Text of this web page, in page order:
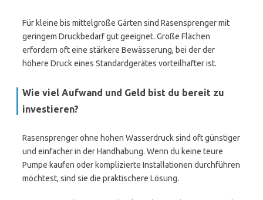
Für kleine bis mittelgroße Gärten sind Rasensprenger mit
geringem Druckbedarf gut geeignet. Große Flächen
erfordern oft eine stärkere Bewässerung, bei der der
höhere Druck eines Standardgerätes vorteilhafter ist.
Wie viel Aufwand und Geld bist du bereit zu
investieren?
Rasensprenger ohne hohen Wasserdruck sind oft günstiger
und einfacher in der Handhabung. Wenn du keine teure
Pumpe kaufen oder komplizierte Installationen durchführen
möchtest, sind sie die praktischere Lösung.